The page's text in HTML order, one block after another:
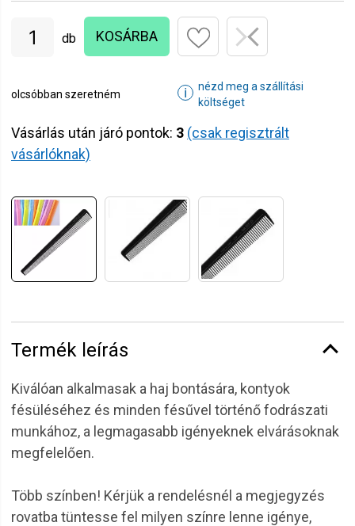
db KOSÁRBA
olcsóbban szeretném ℹ
nézd meg a szállítási
költséget
Vásárlás után járó pontok: 3 (csak regisztrált
vásárlóknak)
Termék leírás
Kiválóan alkalmasak a haj bontására, kontyok
fésüléséhez és minden fésűvel történő fodrászati
munkához, a legmagasabb igényeknek elvárásoknak
megfelelően.
Több színben! Kérjük a rendelésnél a megjegyzés
rovatba tüntesse fel milyen színre lenne igénye,